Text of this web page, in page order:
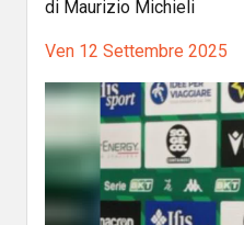
di Maurizio Michieli
Ven 12 Settembre 2025